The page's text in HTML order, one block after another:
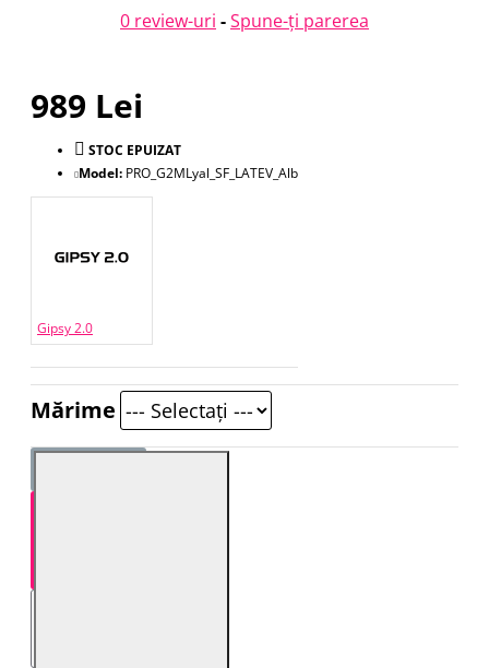
0 review-uri -Spune-ţi parerea
989 Lei
STOC EPUIZAT
Model: PRO_G2MLyal_SF_LATEV_Alb
Gipsy 2.0
Mărime